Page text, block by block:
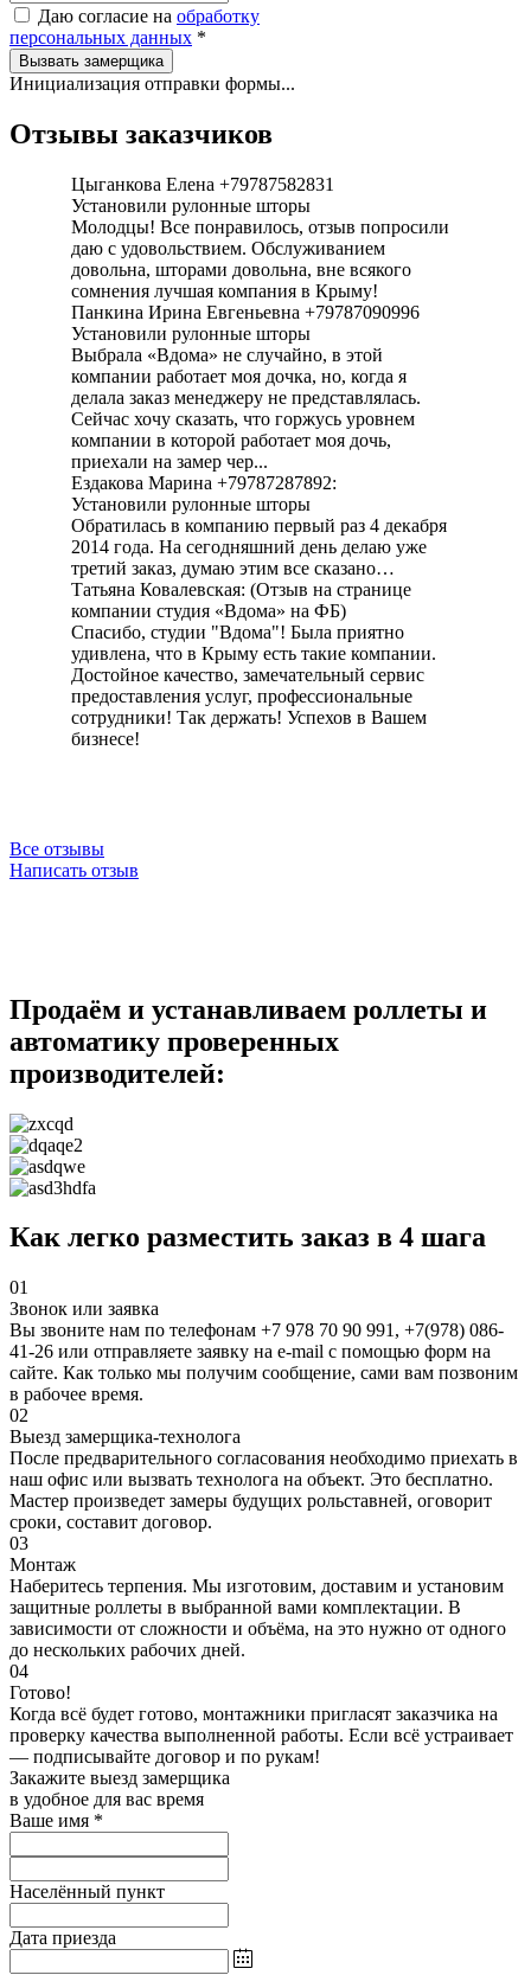
Даю согласие на обработку
персональных данных *
Вызвать замерщика
Инициализация отправки формы...
Отзывы заказчиков
Цыганкова Елена +79787582831
Установили рулонные шторы
Молодцы! Все понравилось, отзыв попросили
даю с удовольствием. Обслуживанием
довольна, шторами довольна, вне всякого
сомнения лучшая компания в Крыму!
Панкина Ирина Евгеньевна +79787090996
Установили рулонные шторы
Выбрала «Вдома» не случайно, в этой
компании работает моя дочка, но, когда я
делала заказ менеджеру не представлялась.
Сейчас хочу сказать, что горжусь уровнем
компании в которой работает моя дочь,
приехали на замер чер...
Ездакова Марина +79787287892:
Установили рулонные шторы
Обратилась в компанию первый раз 4 декабря
2014 года. На сегодняшний день делаю уже
третий заказ, думаю этим все сказано…
Татьяна Ковалевская: (Отзыв на странице
компании студия «Вдома» на ФБ)
Спасибо, студии "Вдома"! Была приятно
удивлена, что в Крыму есть такие компании.
Достойное качество, замечательный сервис
предоставления услуг, профессиональные
сотрудники! Так держать! Успехов в Вашем
бизнесе!
Все отзывы
Написать отзыв
Продаём и устанавливаем роллеты и
автоматику проверенных
производителей:
Как легко разместить заказ в 4 шага
01
Звонок или заявка
Вы звоните нам по телефонам +7 978 70 90 991, +7(978) 086-
41-26 или отправляете заявку на e-mail с помощью форм на
сайте. Как только мы получим сообщение, сами вам позвоним
в рабочее время.
02
Выезд замерщика-технолога
После предварительного согласования необходимо приехать в
наш офис или вызвать технолога на объект. Это бесплатно.
Мастер произведет замеры будущих рольставней, оговорит
сроки, составит договор.
03
Монтаж
Наберитесь терпения. Мы изготовим, доставим и установим
защитные роллеты в выбранной вами комплектации. В
зависимости от сложности и объёма, на это нужно от одного
до нескольких рабочих дней.
04
Готово!
Когда всё будет готово, монтажники пригласят заказчика на
проверку качества выполненной работы. Если всё устраивает
— подписывайте договор и по рукам!
Закажите выезд замерщика
в удобное для вас время
Ваше имя *
Населённый пункт
Дата приезда